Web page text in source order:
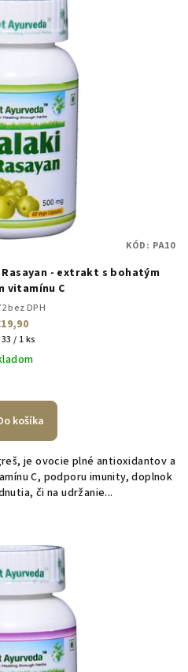
- extrakt s bohatým
vitamínu C
bez DPH
/ 1 ks
košíka
je ovocie plné antioxidantov a
C, podporu imunity, doplnok
či na udržanie...
KÓD: PA10